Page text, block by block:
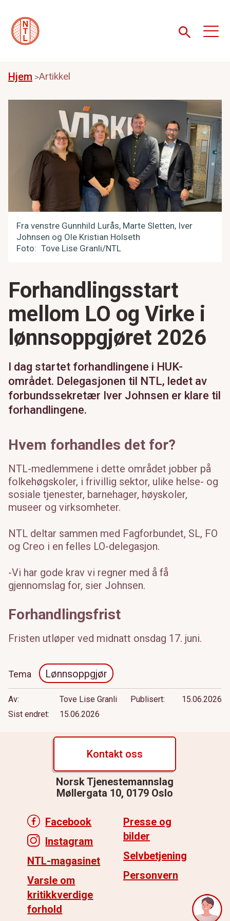
Hjem Artikkel
Fra venstre Gunnhild Lurås, Marte Sletten, Iver
Johnsen og Ole Kristian Holseth
Foto
Tove Lise Granli/NTL
Forhandlingsstart
mellom LO og Virke i
lønnsoppgjøret 2026
I dag startet forhandlingene i HUK-
området. Delegasjonen til NTL, ledet av
forbundssekretær Iver Johnsen er klare til
forhandlingene.
Hvem forhandles det for?
NTL-medlemmene i dette området jobber på
folkehøgskoler, i frivillig sektor, ulike helse- og
sosiale tjenester, barnehager, høyskoler,
museer og virksomheter.
NTL deltar sammen med Fagforbundet, SL, FO
og Creo i en felles LO-delegasjon.
-Vi har gode krav vi regner med å få
gjennomslag for, sier Johnsen.
Forhandlingsfrist
Fristen utløper ved midnatt onsdag 17. juni.
Tema Lønnsoppgjør
Av Tove Lise Granli Publisert
15.06.2026
Sist endret
15.06.2026
Kontakt oss
Norsk Tjenestemannslag
Møllergata 10, 0179 Oslo
Facebook
Instagram
NTL-magasinet
Varsle om
kritikkverdige
forhold
Presse og
bilder
Selvbetjening
Personvern